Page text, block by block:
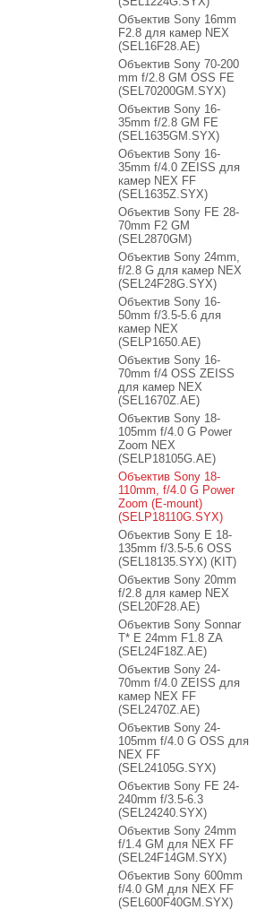
Объектив Sony 16mm
F2.8 для камер NEX
(SEL16F28.AE)
Объектив Sony 70-200
mm f/2.8 GM OSS FE
(SEL70200GM.SYX)
Объектив Sony 16-
35mm f/2.8 GM FE
(SEL1635GM.SYX)
Объектив Sony 16-
35mm f/4.0 ZEISS для
камер NEX FF
(SEL1635Z.SYX)
Объектив Sony FE 28-
70mm F2 GM
(SEL2870GM)
Объектив Sony 24mm,
f/2.8 G для камер NEX
(SEL24F28G.SYX)
Объектив Sony 16-
50mm f/3.5-5.6 для
камер NEX
(SELP1650.AE)
Объектив Sony 16-
70mm f/4 OSS ZEISS
для камер NEX
(SEL1670Z.AE)
Объектив Sony 18-
105mm f/4.0 G Power
Zoom NEX
(SELP18105G.AE)
Объектив Sony 18-
110mm, f/4.0 G Power
Zoom (E-mount)
(SELP18110G.SYX)
Объектив Sony E 18-
135mm f/3.5-5.6 OSS
(SEL18135.SYX) (KIT)
Объектив Sony 20mm
f/2.8 для камер NEX
(SEL20F28.AE)
Объектив Sony Sonnar
T* E 24mm F1.8 ZA
(SEL24F18Z.AE)
Объектив Sony 24-
70mm f/4.0 ZEISS для
камер NEX FF
(SEL2470Z.AE)
Объектив Sony 24-
105mm f/4.0 G OSS для
NEX FF
(SEL24105G.SYX)
Объектив Sony FE 24-
240mm f/3.5-6.3
(SEL24240.SYX)
Объектив Sony 24mm
f/1.4 GM для NEX FF
(SEL24F14GM.SYX)
Объектив Sony 600mm
f/4.0 GM для NEX FF
(SEL600F40GM.SYX)